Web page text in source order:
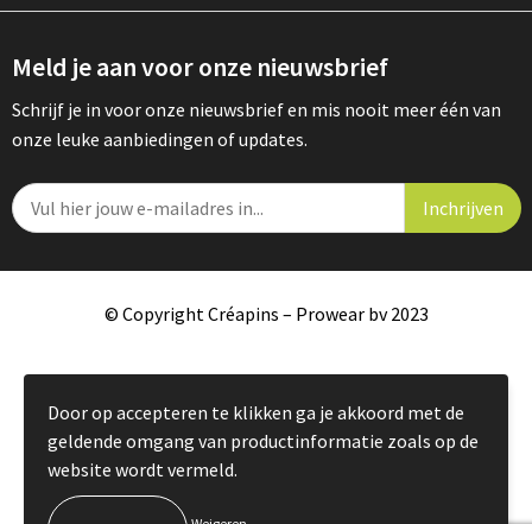
Meld je aan voor onze nieuwsbrief
Schrijf je in voor onze nieuwsbrief en mis nooit meer één van
onze leuke aanbiedingen of updates.
© Copyright Créapins – Prowear bv 2023
Door op accepteren te klikken ga je akkoord met de
geldende omgang van productinformatie zoals op de
website wordt vermeld.